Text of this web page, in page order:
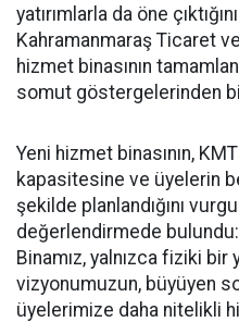
yatırımlarla da öne
Kahramanmaraş Ticaret ve
hizmet binasının
somut göstergelerinden
Yeni hizmet binasının,
kapasitesine ve üyelerin
şekilde planlandığını
değerlendirmede
Binamız, yalnızca fiziki bir
vizyonumuzun, büyüyen
üyelerimize daha nitelikli